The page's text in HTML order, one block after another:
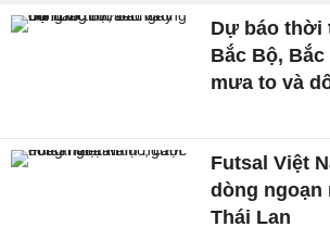
Dự báo thời
Bắc Bộ,
mưa to và
Futsal Việt
dòng ngoạn
Thái Lan